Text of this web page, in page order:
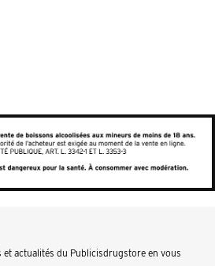
et actualités du Publicisdrugstore en vous